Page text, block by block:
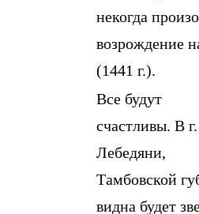
некогда
возрождение
(1441 г.).
Все будут
счастливы. В г.
Лебедяни,
Тамбовской
видна будет